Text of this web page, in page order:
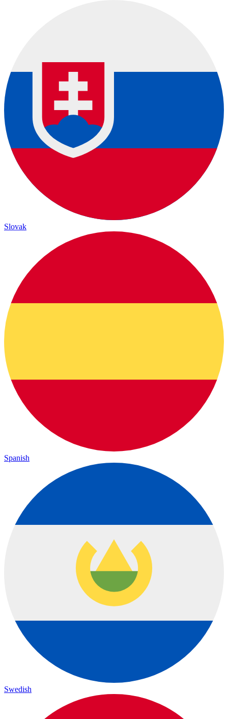
Slovak
Spanish
Swedish